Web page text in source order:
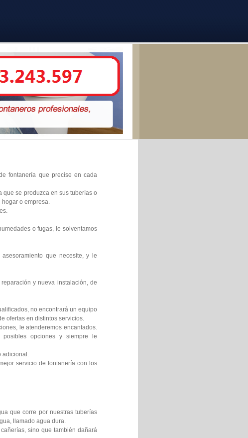
fontanería que precise en cada
que se produzca en sus tuberías o
o empresa.
o fugas, le solventamos
que necesite, y le
y nueva instalación, de
no encontrará un equipo
ofertas en distintos servicios.
le atenderemos encantados.
opciones y siempre le
adicional.
servicio de fontanería con los
que corre por nuestras tuberías
llamado agua dura.
sino que también dañará